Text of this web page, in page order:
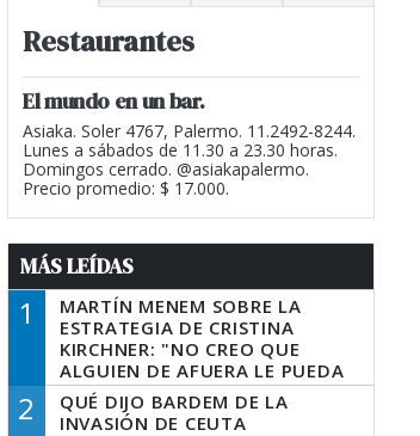
Restaurantes
El mundo en un bar.
Asiaka. Soler 4767, Palermo. 11.2492-8244.
Lunes a sábados de 11.30 a 23.30 horas.
Domingos cerrado. @asiakapalermo.
Precio promedio: $ 17.000.
MÁS LEÍDAS
1
MARTÍN MENEM SOBRE LA
ESTRATEGIA DE CRISTINA
KIRCHNER: "NO CREO QUE
ALGUIEN DE AFUERA LE PUEDA
DECIR A LA JUSTICIA LO QUE
TIENE QUE HACER"
2
QUÉ DIJO BARDEM DE LA
INVASIÓN DE CEUTA